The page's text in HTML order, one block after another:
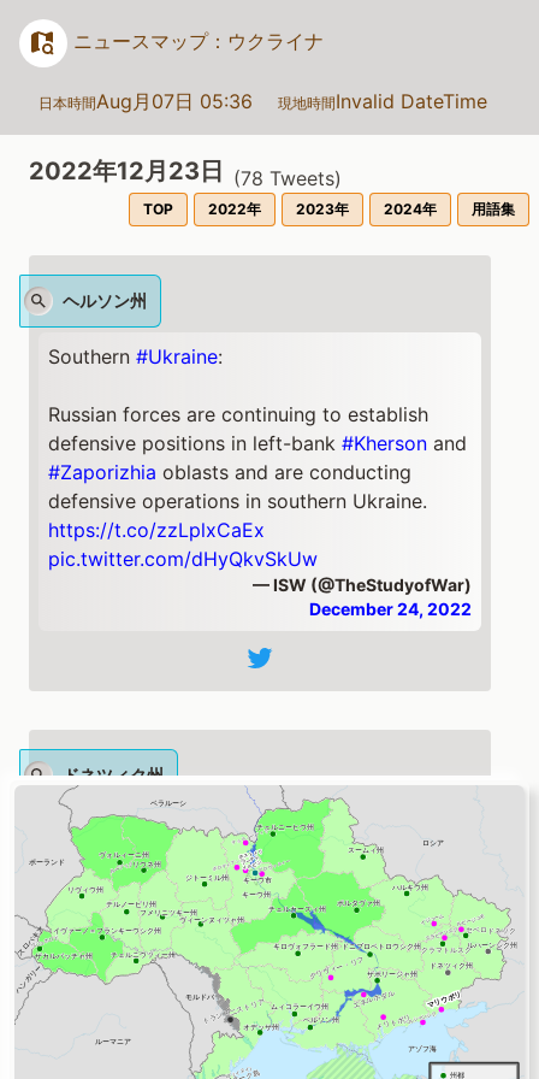
ニュースマップ：ウクライナ
日本時間Aug月07日 05:36 現地時間Invalid DateTime
2022年12月23日 (78 Tweets)
TOP 2022年 2023年 2024年 用語集
ヘルソン州
Southern #Ukraine:
Russian forces are continuing to establish
defensive positions in left-bank #Kherson and
#Zaporizhia oblasts and are conducting
defensive operations in southern Ukraine.
https://t.co/zzLplxCaEx
pic.twitter.com/dHyQkvSkUw
— ISW (@TheStudyofWar)
December 24, 2022
ドネツィク州
5/ Ukrainian forces likely drove Russian
forces that temporarily entered eastern
#Bakhmutback to the industrial zone in
eastern Bakhmut over the past 72 hours.
pic.twitter.com/La7qqvFa5w
— ISW (@TheStudyofWar)
December 24, 2022